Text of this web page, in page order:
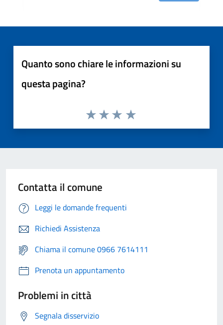
Quanto sono chiare le informazioni su
questa pagina?
Contatta il comune
Leggi le domande frequenti
Richiedi Assistenza
Chiama il comune 0966 7614111
Prenota un appuntamento
Problemi in città
Segnala disservizio